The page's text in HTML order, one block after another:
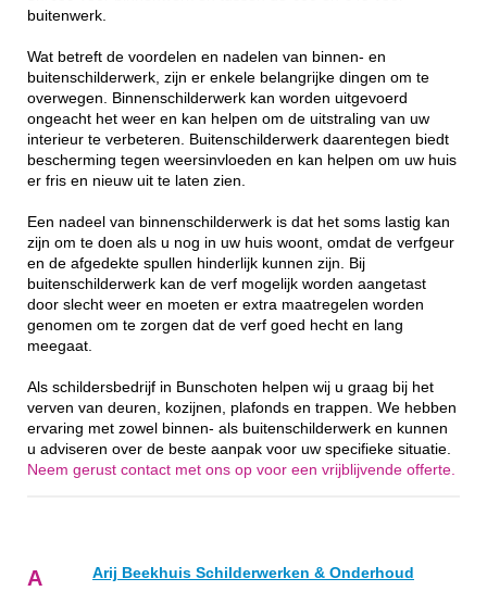
buitenwerk.
Wat betreft de voordelen en nadelen van binnen- en
buitenschilderwerk, zijn er enkele belangrijke dingen om te
overwegen. Binnenschilderwerk kan worden uitgevoerd
ongeacht het weer en kan helpen om de uitstraling van uw
interieur te verbeteren. Buitenschilderwerk daarentegen biedt
bescherming tegen weersinvloeden en kan helpen om uw huis
er fris en nieuw uit te laten zien.
Een nadeel van binnenschilderwerk is dat het soms lastig kan
zijn om te doen als u nog in uw huis woont, omdat de verfgeur
en de afgedekte spullen hinderlijk kunnen zijn. Bij
buitenschilderwerk kan de verf mogelijk worden aangetast
door slecht weer en moeten er extra maatregelen worden
genomen om te zorgen dat de verf goed hecht en lang
meegaat.
Als schildersbedrijf in Bunschoten helpen wij u graag bij het
verven van deuren, kozijnen, plafonds en trappen. We hebben
ervaring met zowel binnen- als buitenschilderwerk en kunnen
u adviseren over de beste aanpak voor uw specifieke situatie.
Neem gerust contact met ons op voor een vrijblijvende offerte.
A Arij Beekhuis Schilderwerken & Onderhoud